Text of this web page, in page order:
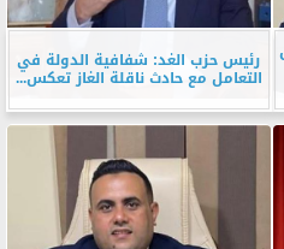
رئيس حزب الغد: شفافية الدولة في
التعامل مع حادث ناقلة الغاز تعكس...